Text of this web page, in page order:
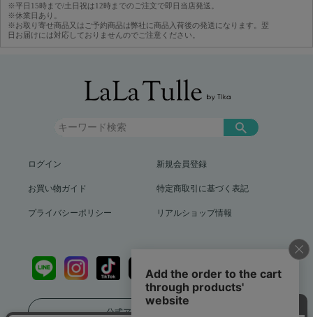
※平日15時まで/土日祝は12時までのご注文で即日当店発送。
※休業日あり。
※お取り寄せ商品又はご予約商品は弊社に商品入荷後の発送になります。翌
日お届けには対応しておりませんのでご注意ください。
ログイン 新規会員登録
お買い物ガイド 特定商取引に基づく表記
プライバシーポリシー リアルショップ情報
公式アプリをダウンロード